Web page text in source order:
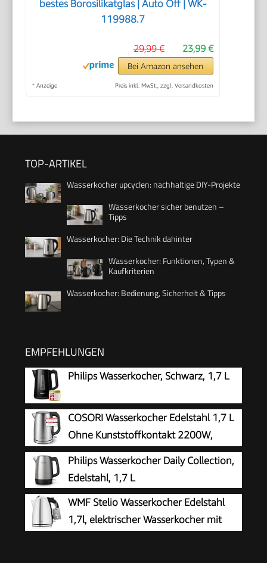
bestes Borosilikatglas | Auto Off | WK-
119988.7
23,99 €
29,99 €
Bei Amazon ansehen
* Anzeige Preis inkl. MwSt., zzgl. Versandkosten
TOP-ARTIKEL
Wasserkocher upcyclen: nachhaltige DIY-Projekte
Wasserkocher sicher benutzen –
Tipps
Wasserkocher: Die Technik dahinter
Wasserkocher: Funktionen, Typen &
Kaufkriterien
Wasserkocher: Bedienung, Sicherheit & Tipps
EMPFEHLUNGEN
Philips Wasserkocher, Schwarz, 1,7 L
COSORI Wasserkocher Edelstahl 1,7 L
Ohne Kunststoffkontakt 2200W,
Silber-schwarz
Philips Wasserkocher Daily Collection,
Edelstahl, 1,7 L
WMF Stelio Wasserkocher Edelstahl
1,7l, elektrischer Wasserkocher mit